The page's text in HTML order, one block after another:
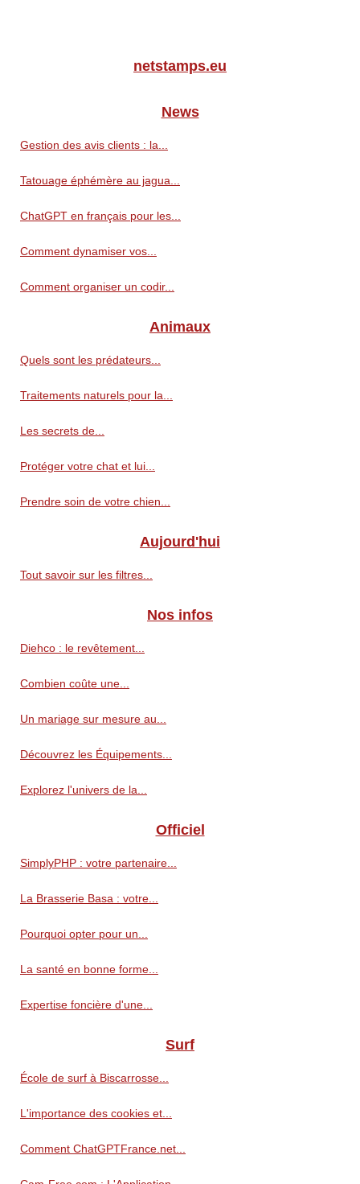
netstamps.eu
News
Gestion des avis clients : la...
Tatouage éphémère au jagua...
ChatGPT en français pour les...
Comment dynamiser vos...
Comment organiser un codir...
Animaux
Quels sont les prédateurs...
Traitements naturels pour la...
Les secrets de...
Protéger votre chat et lui...
Prendre soin de votre chien...
Aujourd'hui
Tout savoir sur les filtres...
Nos infos
Diehco : le revêtement...
Combien coûte une...
Un mariage sur mesure au...
Découvrez les Équipements...
Explorez l'univers de la...
Officiel
SimplyPHP : votre partenaire...
La Brasserie Basa : votre...
Pourquoi opter pour un...
La santé en bonne forme...
Expertise foncière d'une...
Surf
École de surf à Biscarrosse...
L'importance des cookies et...
Comment ChatGPTFrance.net...